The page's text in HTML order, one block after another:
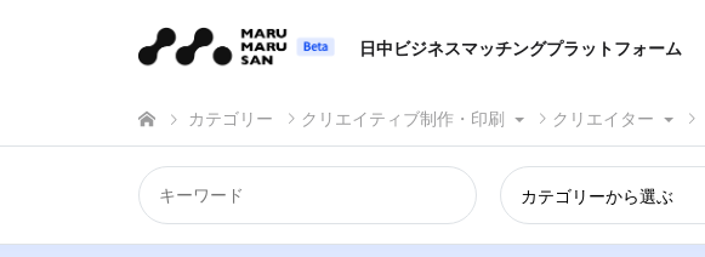
日中ビジネスマッチングプラットフォーム
カテゴリー クリエイティブ制作・印刷 クリエイター
カテゴリーから選ぶ